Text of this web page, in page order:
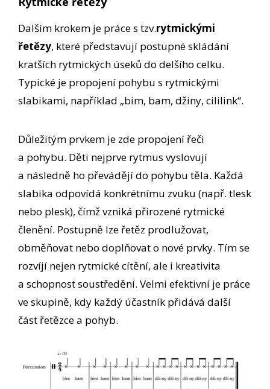
Dalším krokem je práce s tzv.rytmickými
řetězy, které představují postupné skládání
kratších rytmických úseků do delšího celku.
Typické je propojení pohybu s rytmickými
slabikami, například „bim, bam, džiny, cililink“.
Důležitým prvkem je zde propojení řeči
a pohybu. Děti nejprve rytmus vyslovují
a následně ho převádějí do pohybu těla. Každá
slabika odpovídá konkrétnímu zvuku (např. tlesk
nebo plesk), čímž vzniká přirozené rytmické
členění. Postupně lze řetěz prodlužovat,
obměňovat nebo doplňovat o nové prvky. Tím se
rozvíjí nejen rytmické cítění, ale i kreativita
a schopnost soustředění. Velmi efektivní je práce
ve skupině, kdy každý účastník přidává další
část řetězce a pohyb.